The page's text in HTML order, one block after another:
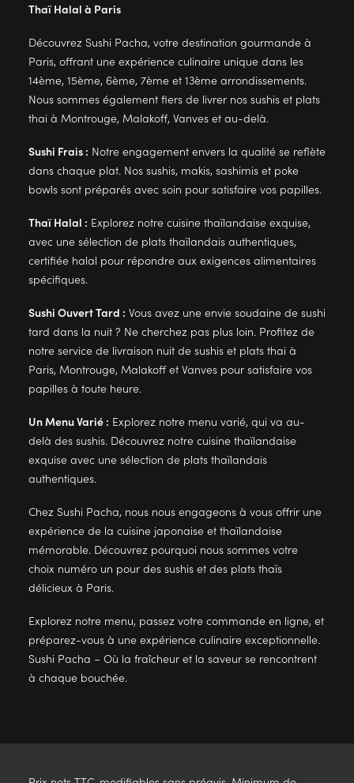
Thaï Halal à Paris
Découvrez Sushi Pacha, votre destination gourmande à
Paris, offrant une expérience culinaire unique dans les
14ème, 15ème, 6ème, 7ème et 13ème arrondissements.
Nous sommes également fiers de livrer nos sushis et plats
thai à Montrouge, Malakoff, Vanves et au-delà.
Sushi Frais : Notre engagement envers la qualité se reflète
dans chaque plat. Nos sushis, makis, sashimis et poke
bowls sont préparés avec soin pour satisfaire vos papilles.
Thaï Halal : Explorez notre cuisine thaïlandaise exquise,
avec une sélection de plats thaïlandais authentiques,
certifiée halal pour répondre aux exigences alimentaires
spécifiques.
Sushi Ouvert Tard : Vous avez une envie soudaine de sushi
tard dans la nuit ? Ne cherchez pas plus loin. Profitez de
notre service de livraison nuit de sushis et plats thai à
Paris, Montrouge, Malakoff et Vanves pour satisfaire vos
papilles à toute heure.
Un Menu Varié : Explorez notre menu varié, qui va au-
delà des sushis. Découvrez notre cuisine thaïlandaise
exquise avec une sélection de plats thaïlandais
authentiques.
Chez Sushi Pacha, nous nous engageons à vous offrir une
expérience de la cuisine japonaise et thaïlandaise
mémorable. Découvrez pourquoi nous sommes votre
choix numéro un pour des sushis et des plats thaïs
délicieux à Paris.
Explorez notre menu, passez votre commande en ligne, et
préparez-vous à une expérience culinaire exceptionnelle.
Sushi Pacha – Où la fraîcheur et la saveur se rencontrent
à chaque bouchée.